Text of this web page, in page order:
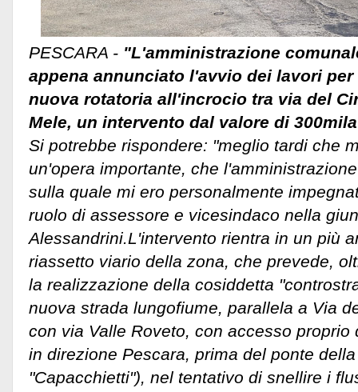
PESCARA - "L'amministrazione
appena annunciato l'avvio dei lavori
nuova rotatoria all'incrocio tra via del
Mele, un intervento dal valore di
Si potrebbe rispondere: "meglio tardi che
un'opera importante, che
sulla quale mi ero personalmente
ruolo di assessore e vicesindaco nella
Alessandrini.L'intervento rientra in un più
riassetto viario della zona, che prevede,
la realizzazione della cosiddetta
nuova strada lungofiume, parallela a Via
con via Valle Roveto, con accesso proprio
in direzione Pescara, prima del ponte
"Capacchietti"), nel tentativo di snellire i